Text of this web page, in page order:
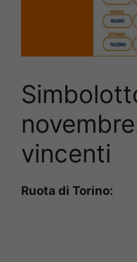
vincenti
Ruota di Torino: